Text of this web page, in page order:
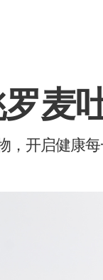
麦
，开启健康